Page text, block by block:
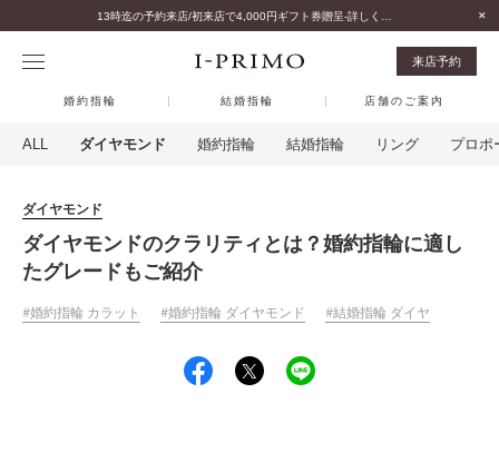
来店予約
婚約指輪 結婚指輪 店舗のご案内
ALL ダイヤモンド 婚約指輪 結婚指輪 リング プロポ
ダイヤモンド
ダイヤモンドのクラリティとは？婚約指輪に適し
たグレードもご紹介
婚約指輪 カラット 婚約指輪 ダイヤモンド 結婚指輪 ダイヤ